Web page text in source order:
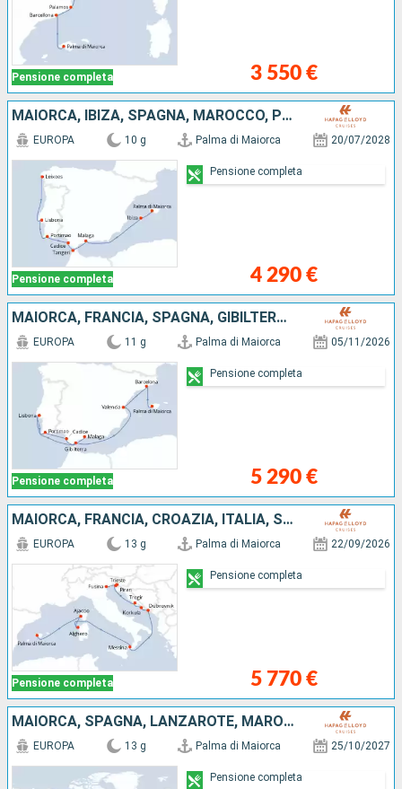
Pensione completa 3 550 €
MAIORCA, IBIZA, SPAGNA, MAROCCO, PORTOGALLO
Pensione completa
EUROPA 10 g Palma di Maiorca 20/07/2028
4 290 €
Pensione completa
MAIORCA, FRANCIA, SPAGNA, GIBILTERRA, PORTOGALLO
Pensione completa
EUROPA 11 g Palma di Maiorca 05/11/2026
5 290 €
Pensione completa
MAIORCA, FRANCIA, CROAZIA, ITALIA, SLOVENIA
Pensione completa
EUROPA 13 g Palma di Maiorca 22/09/2026
5 770 €
Pensione completa
MAIORCA, SPAGNA, LANZAROTE, MAROCCO, ISLANDA, GIBILTERRA
EUROPA 13 g Palma di Maiorca 25/10/2027
Pensione completa